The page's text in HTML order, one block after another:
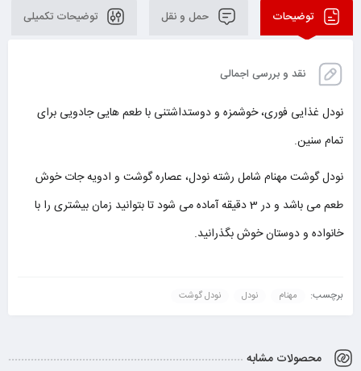
توضیحات حمل و نقل توضیحات تکمیلی
نقد و بررسی اجمالی
نودل غذایی فوری، خوشمزه و دوستداشتنی با طعم هایی جادویی برای
تمام سنین.
نودل گوشت مهنام شامل رشته نودل، عصاره گوشت و ادویه جات خوش
طعم می باشد و در 3 دقیقه آماده می شود تا بتوانید زمان بیشتری را با
خانواده و دوستان خوش بگذرانید.
برچسب: مهنام نودل نودل گوشت
محصولات مشابه